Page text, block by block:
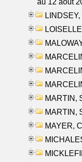
MARTIN,
MARTIN,
MAYER,